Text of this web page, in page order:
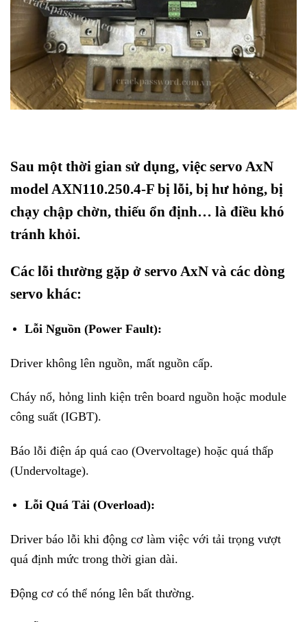
Sau một thời gian sử dụng, việc servo AxN
model AXN110.250.4-F bị lỗi, bị hư hỏng, bị
chạy chập chờn, thiếu ổn định… là điều khó
tránh khỏi.
Các lỗi thường gặp ở servo AxN và các dòng
servo khác:
Lỗi Nguồn (Power Fault):
Driver không lên nguồn, mất nguồn cấp.
Cháy nổ, hỏng linh kiện trên board nguồn hoặc module
công suất (IGBT).
Báo lỗi điện áp quá cao (Overvoltage) hoặc quá thấp
(Undervoltage).
Lỗi Quá Tải (Overload):
Driver báo lỗi khi động cơ làm việc với tải trọng vượt
quá định mức trong thời gian dài.
Động cơ có thể nóng lên bất thường.